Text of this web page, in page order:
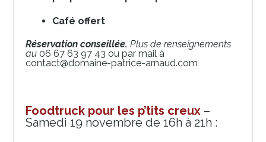
Café offert
Réservation conseillée. Plus de renseignements
au 06 67 63 97 43 ou par mail à
contact@domaine-patrice-arnaud.com
Foodtruck pour les p’tits creux –
Samedi 19 novembre de 16h à 21h :